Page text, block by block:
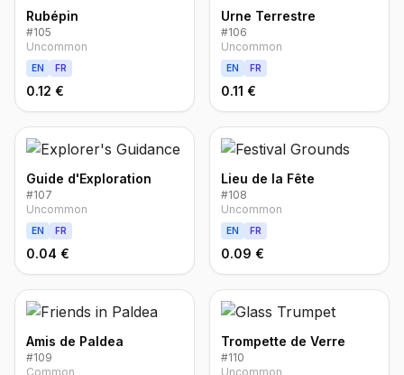
Rubépin
#105
Uncommon
EN FR
0.12 €
Urne Terrestre
#106
Uncommon
EN FR
0.11 €
Guide d'Exploration
#107
Uncommon
EN FR
0.04 €
Lieu de la Fête
#108
Uncommon
EN FR
0.09 €
Amis de Paldea
#109
Common
Trompette de Verre
#110
Uncommon